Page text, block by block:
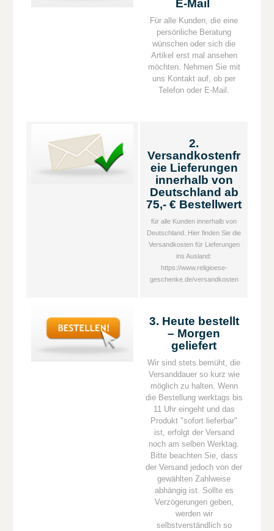
E-Mail
Für alle Kunden, die eine
persönliche Beratung
wünschen oder sich die
Artikel erst mal ansehen
möchten. Nehmen Sie mit
uns Kontakt auf, ob per
Telefon oder E-Mail.
2.
Versandkostenfr
eie Lieferungen
innerhalb von
Deutschland ab
75,- € Bestellwert
für alle Kunden innerhalb von
Deutschland. Hier finden Sie die
Versandkosten für Lieferungen
ins Ausland:
https://www.religioese-
geschenke.de/versandkosten
3. Heute bestellt
– Morgen
geliefert
Wir sind stets bemüht, die
Versanddauer so kurz wie
möglich zu halten. Wenn
die Bestellung werktags bis
11 Uhr eingeht und das
Produkt "sofort lieferbar"
ist, erfolgt der Versand
noch am selben Werktag.
Bitte beachten Sie, dass
der Versand jedoch von der
gewählten Zahlweise
abhängig ist. Sollte es
Verzögerungen geben,
werden wir
selbstverständlich so